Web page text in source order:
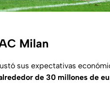
Milan
sus expectativas
de 30 millones de